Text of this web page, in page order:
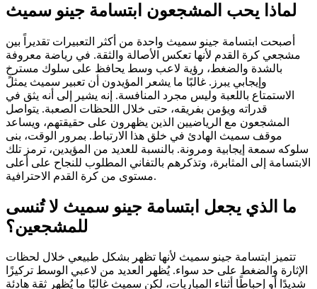
لماذا يحب المشجعون ابتسامة جينو سميث
أصبحت ابتسامة جينو سميث واحدة من أكثر التعبيرات تقديراً بين
مشجعي كرة القدم لأنها تعكس الأصالة والثقة. في رياضة معروفة
بالشدة والضغط، رؤية لاعب وسط يحافظ على سلوك مسترخٍ
وإيجابي يبرز. غالبًا ما يشعر المؤيدون أن تعبير سميث يمثل
الاستمتاع باللعبة وليس مجرد المنافسة. إنه يشير إلى أنه يثق في
قدراته ويؤمن بفريقه، حتى خلال اللحظات الصعبة. يتواصل
المشجعون مع الرياضيين الذين يظهرون على حقيقتهم، ويساعد
موقف سميث الهادئ في خلق هذا الارتباط. بمرور الوقت، بنى
سلوكه سمعة إيجابية ومرونة. بالنسبة للعديد من المؤيدين، ترمز تلك
الابتسامة إلى المثابرة، وتذكرهم بالتفاني المطلوب للنجاح على أعلى
مستوى من كرة القدم الاحترافية.
ما الذي يجعل ابتسامة جينو سميث لا تُنسى
للمشجعين؟
تتميز ابتسامة جينو سميث لأنها تظهر بشكل طبيعي خلال لحظات
الإثارة والضغط على حد سواء. يُظهر العديد من لاعبي الوسط تركيزًا
شديدًا أو إحباطًا أثناء المباريات، لكن سميث غالبًا ما يُظهر ثقة هادئة